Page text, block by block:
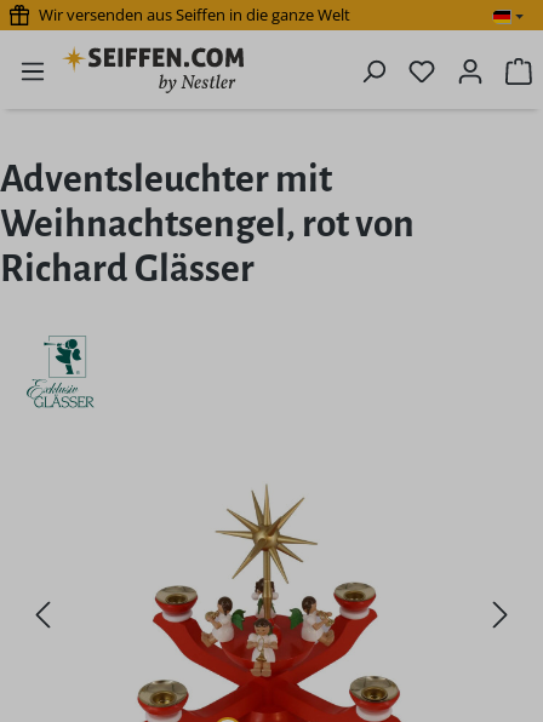
Zum Hauptinhalt springen
Wir versenden aus Seiffen in die ganze Welt
Du hast 0
Adventsleuchter mit
Weihnachtsengel, rot von
Richard Glässer
Bildergalerie überspringen